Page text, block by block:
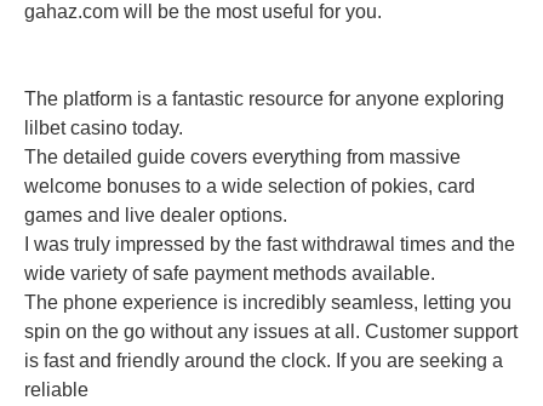
gahaz.com will be the most useful for you.
The platform is a fantastic resource for anyone exploring
lilbet casino today.
The detailed guide covers everything from massive
welcome bonuses to a wide selection of pokies, card
games and live dealer options.
I was truly impressed by the fast withdrawal times and the
wide variety of safe payment methods available.
The phone experience is incredibly seamless, letting you
spin on the go without any issues at all. Customer support
is fast and friendly around the clock. If you are seeking a
reliable